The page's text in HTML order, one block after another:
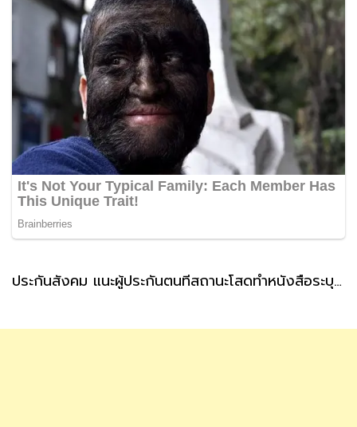
ประกันสังคม แนะผู้ประกันตนที่สถานะโสดทำหนังสือระบุผู้รับเงินสงเคราะห์ กรณีตายล่วงหน้า